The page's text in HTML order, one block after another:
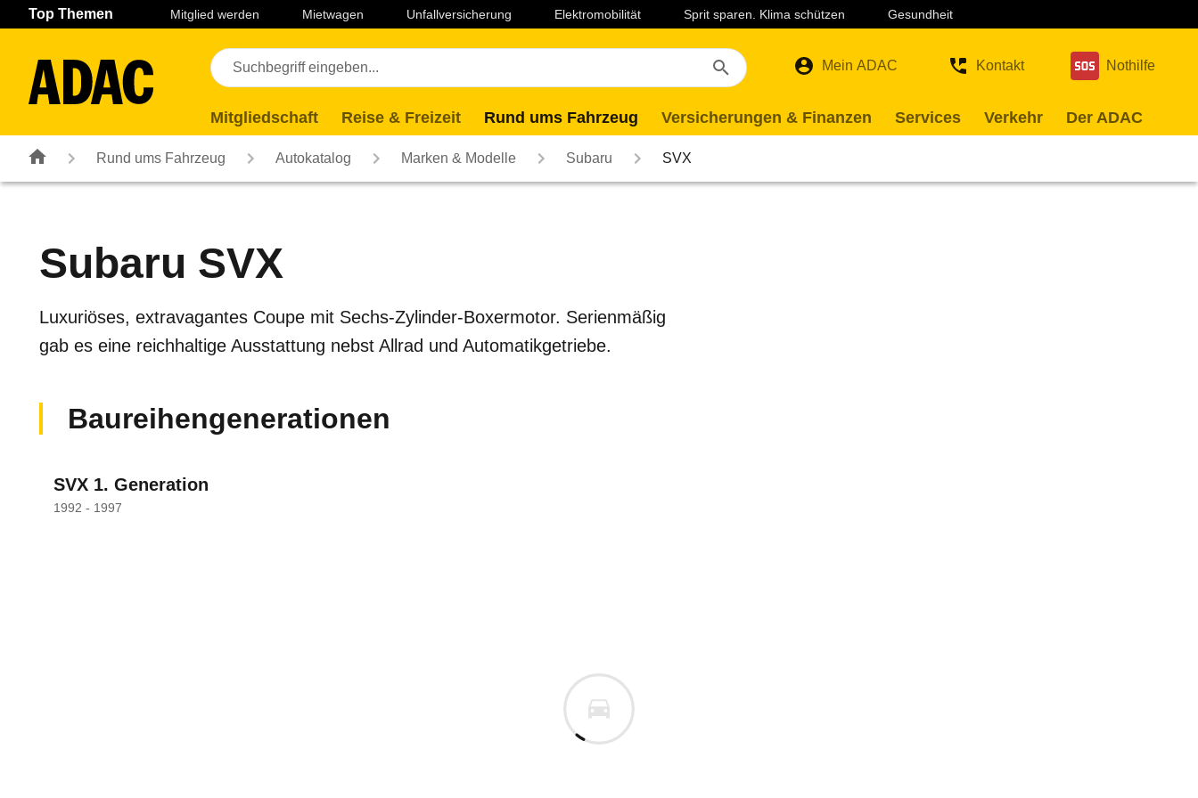
Navigation Seiteninhalt Fußzeile
Top Themen Mitglied werden Mietwagen Unfallversicherung Elektromobilität Sprit sparen. Klima schützen Gesundheit
Mein ADAC Kontakt Nothilfe
Mitgliedschaft Reise & Freizeit Rund ums Fahrzeug Versicherungen & Finanzen Services Verkehr Der ADAC
Rund ums Fahrzeug Autokatalog Marken & Modelle Subaru SVX
Subaru SVX
Luxuriöses, extravagantes Coupe mit Sechs-Zylinder-Boxermotor. Serienmäßig
gab es eine reichhaltige Ausstattung nebst Allrad und Automatikgetriebe.
Baureihengenerationen
SVX 1. Generation
1992 - 1997